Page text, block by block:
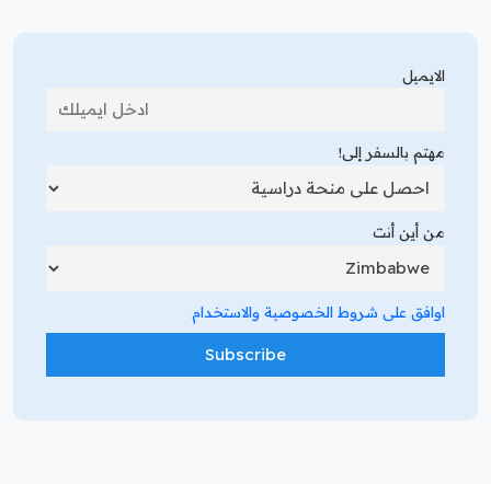
الايميل
مهتم بالسفر إلى!
من أين أنت
اوافق على شروط الخصوصية والاستخدام